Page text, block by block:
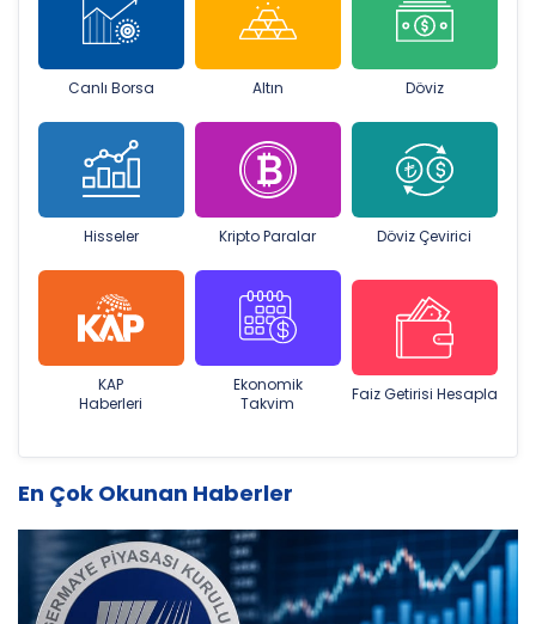
Canlı Borsa Altın Döviz
Hisseler Kripto Paralar Döviz Çevirici
KAP
Haberleri
Ekonomik
Takvim
Faiz Getirisi Hesapla
En Çok Okunan Haberler